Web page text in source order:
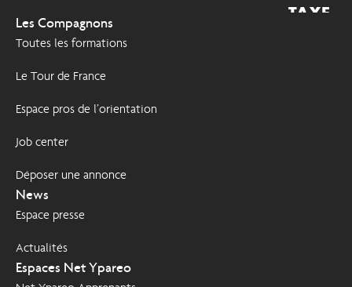
Les Compagnons
Toutes les formations
Le Tour de France
Espace pros de l’orientation
Job center
Déposer une annonce
News
Espace presse
Actualités
Espaces Net Ypareo
TAXE